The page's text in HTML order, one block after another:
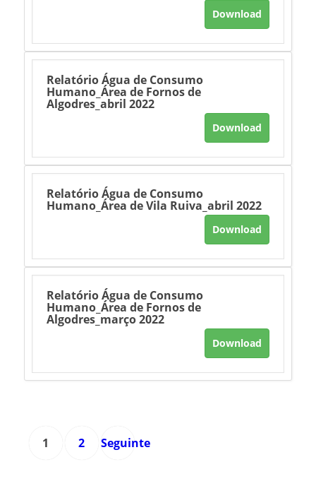
Download
Relatório Água de Consumo
Humano_Área de Fornos de
Algodres_abril 2022
Download
Relatório Água de Consumo
Humano_Área de Vila Ruiva_abril 2022
Download
Relatório Água de Consumo
Humano_Área de Fornos de
Algodres_março 2022
Download
1 2 Seguinte